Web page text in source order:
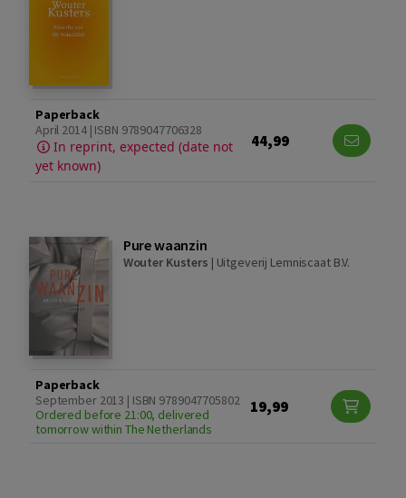
Paperback
April 2014 | ISBN 9789047706328
In reprint, expected (date not
yet known)
44,99
Pure waanzin
Wouter Kusters | Uitgeverij Lemniscaat B.V.
Paperback
September 2013 | ISBN 9789047705802
Ordered before 21:00, delivered
tomorrow within The Netherlands
19,99